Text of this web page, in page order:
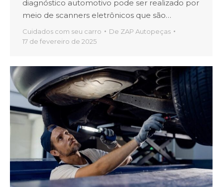
diagnóstico automotivo pode ser realizado por
meio de scanners eletrônicos que são…
Cuidados com seu carro De ZAP Autopeças
17 de fevereiro de 2025